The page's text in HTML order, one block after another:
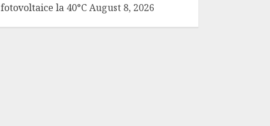
fotovoltaice la 40°CAugust 8, 2026